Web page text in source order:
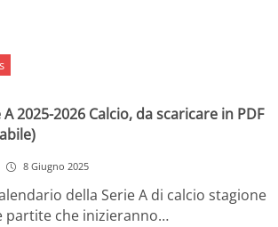
2025-2026 Calcio, da scaricare in PDF
8 Giugno 2025
della Serie A di calcio stagione
partite che inizieranno…